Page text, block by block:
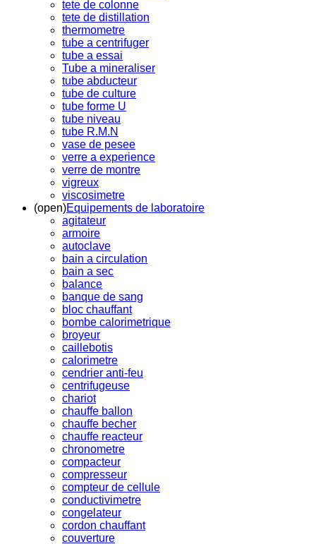
tete de colonne
tete de distillation
thermometre
tube a centrifuger
tube a essai
Tube a mineraliser
tube abducteur
tube de culture
tube forme U
tube niveau
tube R.M.N
vase de pesee
verre a experience
verre de montre
vigreux
viscosimetre
(open)Equipements de laboratoire
agitateur
armoire
autoclave
bain a circulation
bain a sec
balance
banque de sang
bloc chauffant
bombe calorimetrique
broyeur
caillebotis
calorimetre
cendrier anti-feu
centrifugeuse
chariot
chauffe ballon
chauffe becher
chauffe reacteur
chronometre
compacteur
compresseur
compteur de cellule
conductivimetre
congelateur
cordon chauffant
couverture